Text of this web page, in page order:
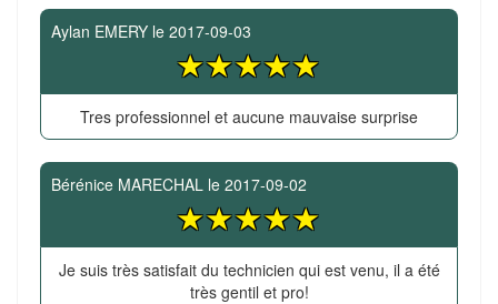
Aylan EMERY le 2017-09-03
Tres professionnel et aucune mauvaise surprise
Bérénice MARECHAL le 2017-09-02
Je suis très satisfait du technicien qui est venu, il a été
très gentil et pro!